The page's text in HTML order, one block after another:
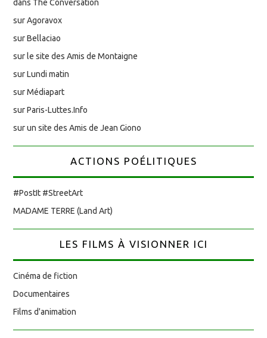
dans The Conversation
sur Agoravox
sur Bellaciao
sur le site des Amis de Montaigne
sur Lundi matin
sur Médiapart
sur Paris-Luttes.Info
sur un site des Amis de Jean Giono
ACTIONS POÉLITIQUES
#PostIt #StreetArt
MADAME TERRE (Land Art)
LES FILMS À VISIONNER ICI
Cinéma de fiction
Documentaires
Films d'animation